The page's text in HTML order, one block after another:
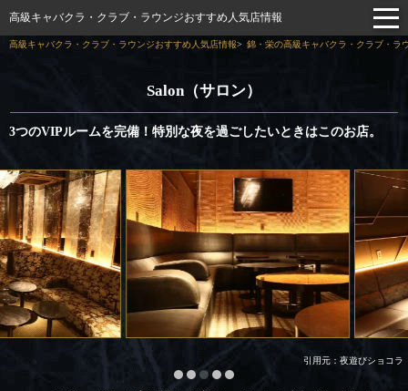
高級キャバクラ・クラブ・ラウンジおすすめ人気店情報
高級キャバクラ・クラブ・ラウンジおすすめ人気店情報 錦・栄の高級キャバクラ・クラブ・ラ
Salon（サロン）
3つのVIPルームを完備！特別な夜を過ごしたいときはこのお店。
引用元：夜遊びショコラ